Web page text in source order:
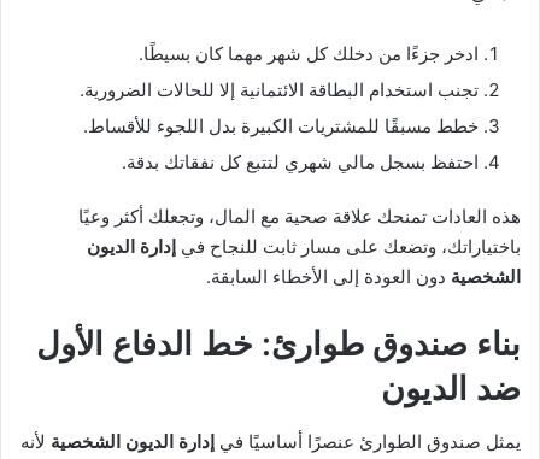
ادخر جزءًا من دخلك كل شهر مهما كان بسيطًا.
تجنب استخدام البطاقة الائتمانية إلا للحالات الضرورية.
خطط مسبقًا للمشتريات الكبيرة بدل اللجوء للأقساط.
احتفظ بسجل مالي شهري لتتبع كل نفقاتك بدقة.
هذه العادات تمنحك علاقة صحية مع المال، وتجعلك أكثر وعيًا
باختياراتك، وتضعك على مسار ثابت للنجاح في إدارة الديون
الشخصية دون العودة إلى الأخطاء السابقة.
بناء صندوق طوارئ: خط الدفاع الأول
ضد الديون
يمثل صندوق الطوارئ عنصرًا أساسيًا في إدارة الديون الشخصية لأنه